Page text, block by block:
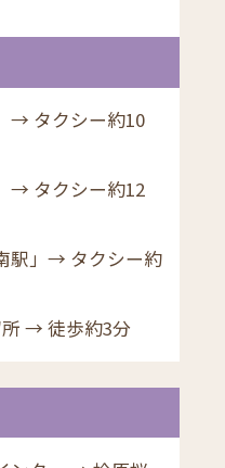
→ タクシー約10
→ タクシー約12
駅」→ タクシー約
→ 徒歩約3分